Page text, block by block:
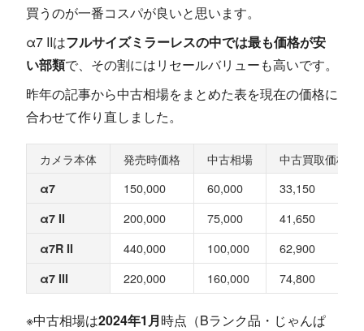
買うのが一番コスパが良いと思います。
α7 IIはフルサイズミラーレスの中では最も価格が安
い部類で、その割にはリセールバリューも高いです。
昨年の記事から中古相場をまとめた表を現在の価格に
合わせて作り直しました。
カメラ本体 発売時価格 中古相場 中古買取価格
α7 150,000 60,000 33,150
α7 II 200,000 75,000 41,650
α7R II 440,000 100,000 62,900
α7 III 220,000 160,000 74,800
※中古相場は2024年1月時点（Bランク品・じゃんぱ